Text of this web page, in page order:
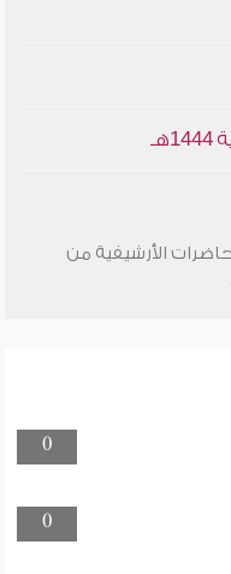
الأرشيفية من
0
0